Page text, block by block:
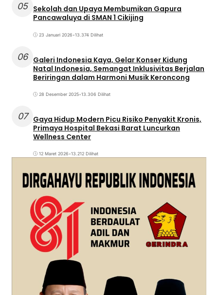
05 Sekolah dan Upaya Membumikan Gapura
Pancawaluya di SMAN 1 Cikijing
23 Januari 2026•13.374 Dilihat
06 Galeri Indonesia Kaya, Gelar Konser Kidung
Natal Indonesia, Semangat Inklusivitas Berjalan
Beriringan dalam Harmoni Musik Keroncong
28 Desember 2025•13.306 Dilihat
07
Gaya Hidup Modern Picu Risiko Penyakit Kronis,
Primaya Hospital Bekasi Barat Luncurkan
Wellness Center
12 Maret 2026•13.212 Dilihat